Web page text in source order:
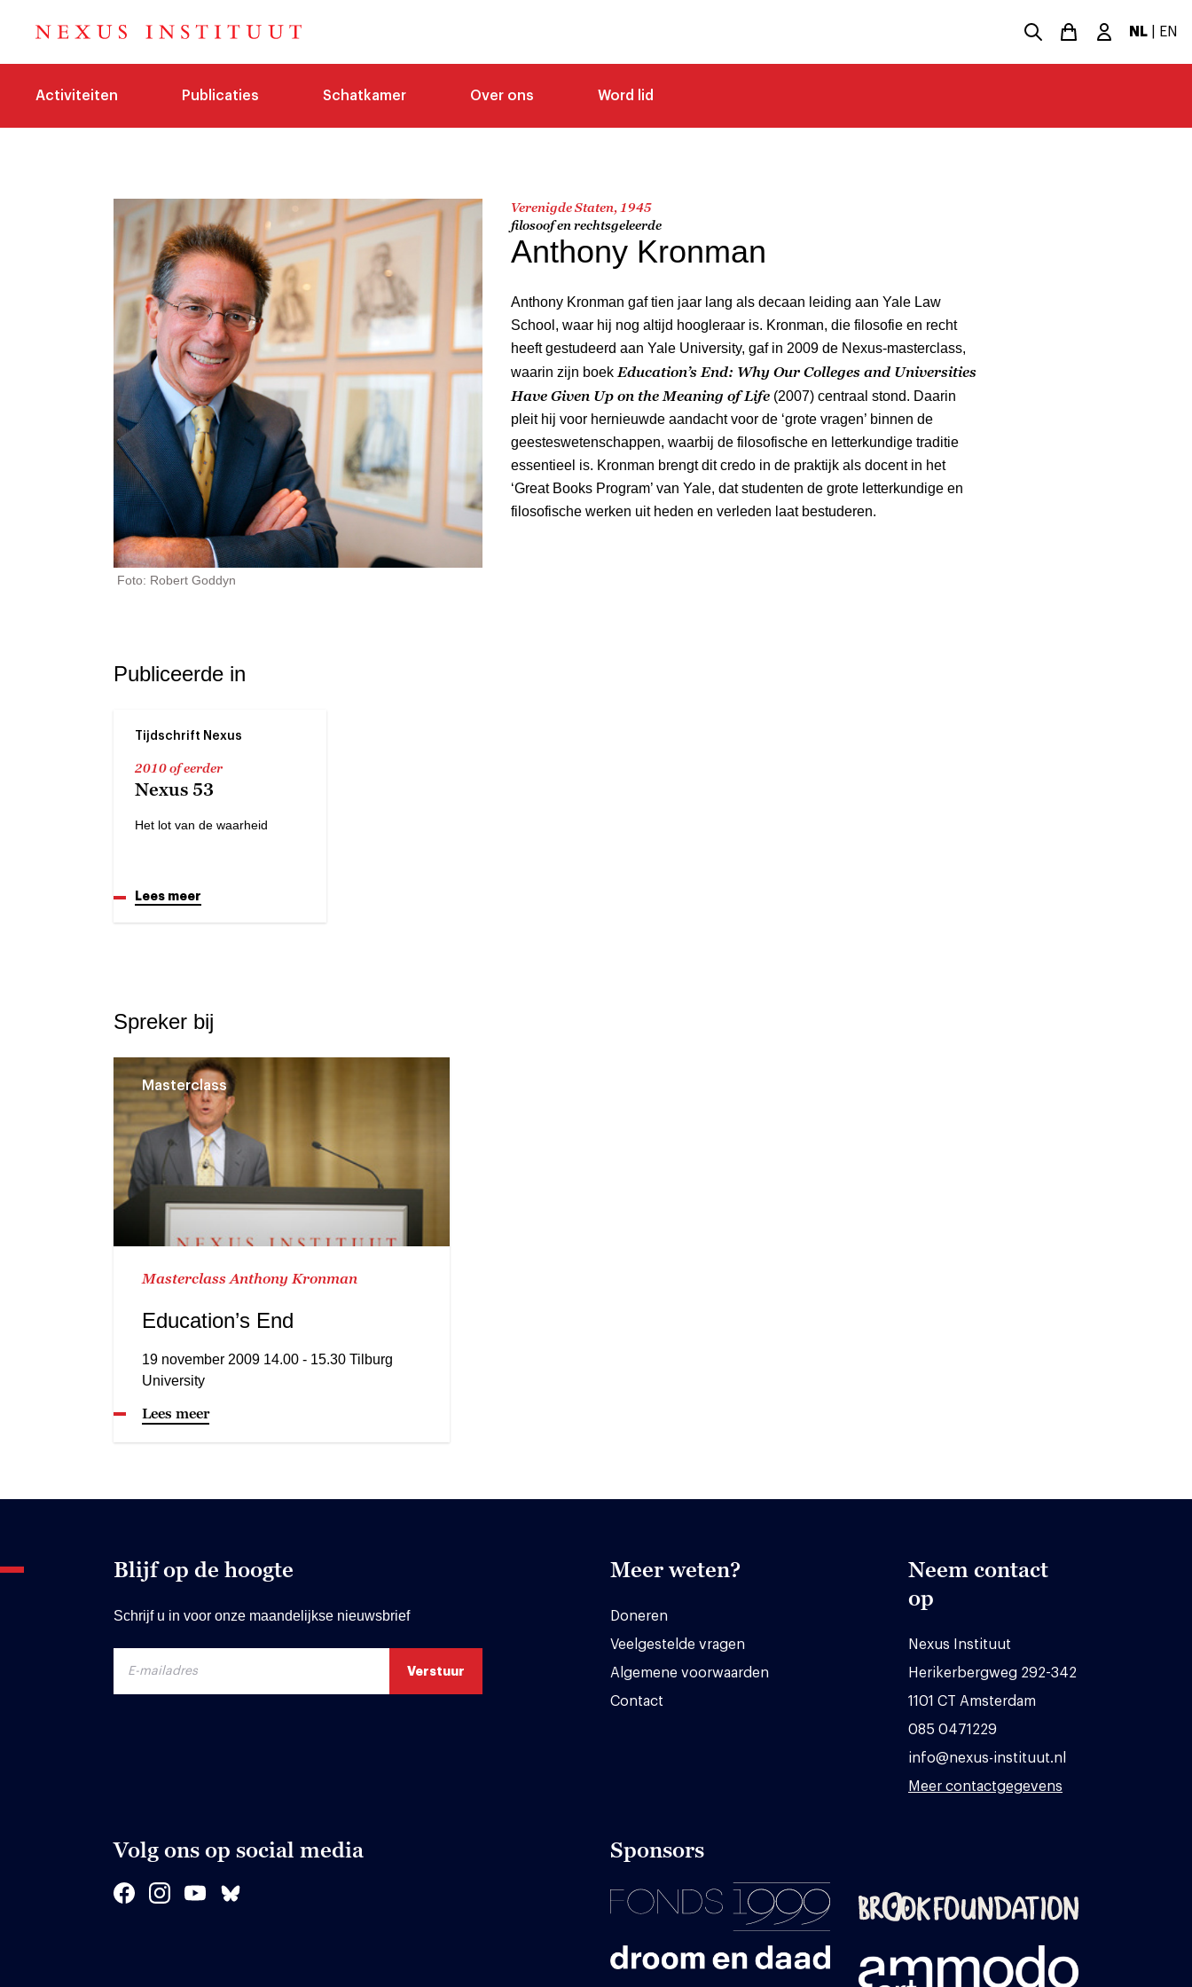
NL EN
Activiteiten Publicaties Schatkamer Over ons Word lid
Foto: Robert Goddyn
Verenigde Staten, 1945
filosoof en rechtsgeleerde
Anthony Kronman
Anthony Kronman gaf tien jaar lang als decaan leiding aan Yale Law
School, waar hij nog altijd hoogleraar is. Kronman, die filosofie en recht
heeft gestudeerd aan Yale University, gaf in 2009 de Nexus-masterclass,
waarin zijn boek Education’s End: Why Our Colleges and Universities
Have Given Up on the Meaning of Life (2007) centraal stond. Daarin
pleit hij voor hernieuwde aandacht voor de ‘grote vragen’ binnen de
geesteswetenschappen, waarbij de filosofische en letterkundige traditie
essentieel is. Kronman brengt dit credo in de praktijk als docent in het
‘Great Books Program’ van Yale, dat studenten de grote letterkundige en
filosofische werken uit heden en verleden laat bestuderen.
Publiceerde in
Tijdschrift Nexus
2010 of eerder
Nexus 53
Het lot van de waarheid
Lees meer
Spreker bij
Masterclass
Masterclass Anthony Kronman
Education’s End
19 november 2009 14.00 - 15.30 Tilburg
University
Lees meer
Blijf op de hoogte
Schrijf u in voor onze maandelijkse nieuwsbrief
Meer weten?
Doneren
Veelgestelde vragen
Algemene voorwaarden
Contact
Neem contact
op
Nexus Instituut
Herikerbergweg 292-342
1101 CT Amsterdam
085 0471229
info@nexus-instituut.nl
Meer contactgegevens
Volg ons op social media Sponsors